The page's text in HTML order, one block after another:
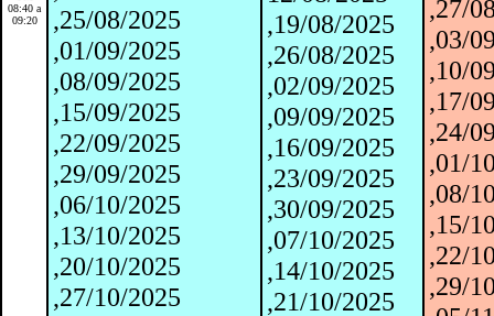
08:40 a
09:20
,25/08/2025
,01/09/2025
,08/09/2025
,15/09/2025
,22/09/2025
,29/09/2025
,06/10/2025
,13/10/2025
,20/10/2025
,27/10/2025
,19/08/2025
,26/08/2025
,02/09/2025
,09/09/2025
,16/09/2025
,23/09/2025
,30/09/2025
,07/10/2025
,14/10/2025
,21/10/2025
,27/
,03/
,10/
,17/
,24/
,01/
,08/
,15/
,22/
,29/